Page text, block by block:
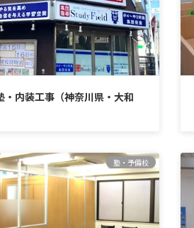
・内装工事（神奈川県・大和
塾・予備校